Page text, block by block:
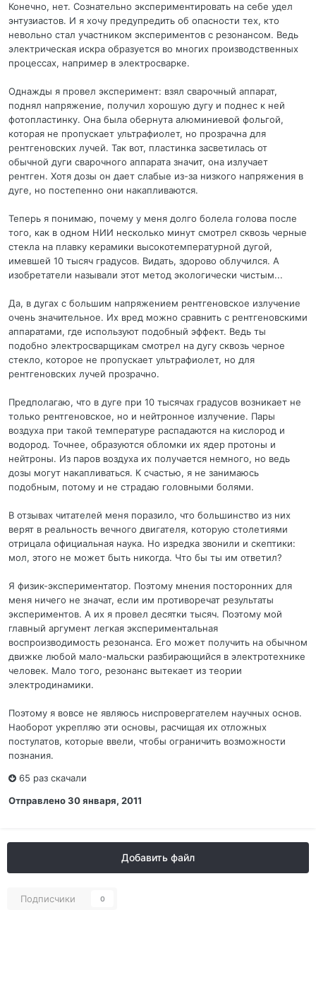
Конечно, нет. Сознательно экспериментировать на себе удел
энтузиастов. И я хочу предупредить об опасности тех, кто
невольно стал участником экспериментов с резонансом. Ведь
электрическая искра образуется во многих производственных
процессах, например в электросварке.
Однажды я провел эксперимент: взял сварочный аппарат,
поднял напряжение, получил хорошую дугу и поднес к ней
фотопластинку. Она была обернута алюминиевой фольгой,
которая не пропускает ультрафиолет, но прозрачна для
рентгеновских лучей. Так вот, пластинка засветилась от
обычной дуги сварочного аппарата значит, она излучает
рентген. Хотя дозы он дает слабые из-за низкого напряжения в
дуге, но постепенно они накапливаются.
Теперь я понимаю, почему у меня долго болела голова после
того, как в одном НИИ несколько минут смотрел сквозь черные
стекла на плавку керамики высокотемпературной дугой,
имевшей 10 тысяч градусов. Видать, здорово облучился. А
изобретатели называли этот метод экологически чистым...
Да, в дугах с большим напряжением рентгеновское излучение
очень значительное. Их вред можно сравнить с рентгеновскими
аппаратами, где используют подобный эффект. Ведь ты
подобно электросварщикам смотрел на дугу сквозь черное
стекло, которое не пропускает ультрафиолет, но для
рентгеновских лучей прозрачно.
Предполагаю, что в дуге при 10 тысячах градусов возникает не
только рентгеновское, но и нейтронное излучение. Пары
воздуха при такой температуре распадаются на кислород и
водород. Точнее, образуются обломки их ядер протоны и
нейтроны. Из паров воздуха их получается немного, но ведь
дозы могут накапливаться. К счастью, я не занимаюсь
подобным, потому и не страдаю головными болями.
В отзывах читателей меня поразило, что большинство из них
верят в реальность вечного двигателя, которую столетиями
отрицала официальная наука. Но изредка звонили и скептики:
мол, этого не может быть никогда. Что бы ты им ответил?
Я физик-экспериментатор. Поэтому мнения посторонних для
меня ничего не значат, если им противоречат результаты
экспериментов. А их я провел десятки тысяч. Поэтому мой
главный аргумент легкая экспериментальная
воспроизводимость резонанса. Его может получить на обычном
движке любой мало-мальски разбирающийся в электротехнике
человек. Мало того, резонанс вытекает из теории
электродинамики.
Поэтому я вовсе не являюсь ниспровергателем научных основ.
Наоборот укрепляю эти основы, расчищая их отложных
постулатов, которые ввели, чтобы ограничить возможности
познания.
65 раз скачали
Отправлено30 января, 2011
Добавить файл
Подписчики 0